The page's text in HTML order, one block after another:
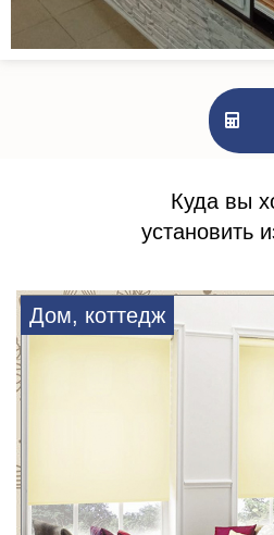
Куда вы
установить
Дом, коттедж